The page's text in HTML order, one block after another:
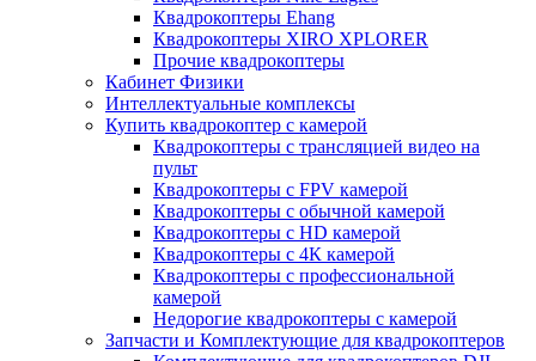
Квадрокоптеры Ehang
Квадрокоптеры XIRO XPLORER
Прочие квадрокоптеры
Кабинет Физики
Интеллектуальные комплексы
Купить квадрокоптер с камерой
Квадрокоптеры с трансляцией видео на
пульт
Квадрокоптеры с FPV камерой
Квадрокоптеры с обычной камерой
Квадрокоптеры с HD камерой
Квадрокоптеры с 4К камерой
Квадрокоптеры с профессиональной
камерой
Недорогие квадрокоптеры с камерой
Запчасти и Комплектующие для квадрокоптеров